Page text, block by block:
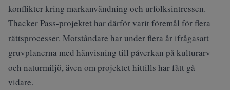
konflikter kring markanvändning och urfolksintressen.
Thacker Pass-projektet har därför varit föremål för flera
rättsprocesser. Motståndare har under flera år ifrågasatt
gruvplanerna med hänvisning till påverkan på kulturarv
och naturmiljö, även om projektet hittills har fått gå
vidare.